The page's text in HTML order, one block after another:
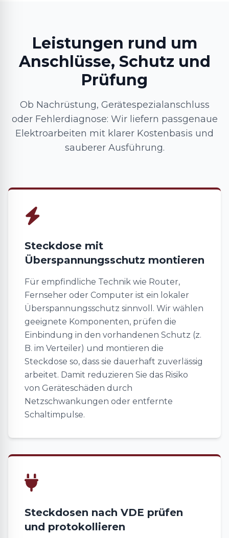
Leistungen rund um
Anschlüsse, Schutz und
Prüfung
Ob Nachrüstung, Gerätespezialanschluss
oder Fehlerdiagnose: Wir liefern passgenaue
Elektroarbeiten mit klarer Kostenbasis und
sauberer Ausführung.
Steckdose mit
Überspannungsschutz montieren
Für empfindliche Technik wie Router,
Fernseher oder Computer ist ein lokaler
Überspannungsschutz sinnvoll. Wir wählen
geeignete Komponenten, prüfen die
Einbindung in den vorhandenen Schutz (z.
B. im Verteiler) und montieren die
Steckdose so, dass sie dauerhaft zuverlässig
arbeitet. Damit reduzieren Sie das Risiko
von Geräteschäden durch
Netzschwankungen oder entfernte
Schaltimpulse.
Steckdosen nach VDE prüfen
und protokollieren